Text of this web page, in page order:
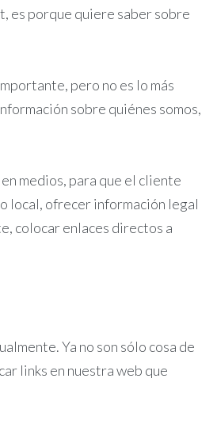
es porque quiere saber sobre
pero no es lo más
sobre quiénes somos,
medios, para que el cliente
local, ofrecer información legal
colocar enlaces directos a
Ya no son sólo cosa de
links en nuestra web que